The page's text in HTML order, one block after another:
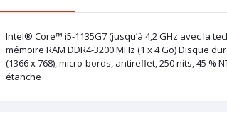
Intel® Core™ i5-1135G7 (jusqu’à 4,2 GHz avec la
mémoire RAM DDR4-3200 MHz (1 x 4 Go) Disque
(1366 x 768), micro-bords, antireflet, 250 nits, 45 %
étanche